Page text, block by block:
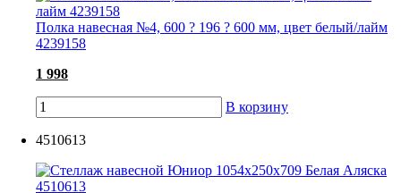
Полка навесная №4, 600 ? 196 ? 600 мм, цвет белый/лайм
4239158
1 998
В корзину
4510613